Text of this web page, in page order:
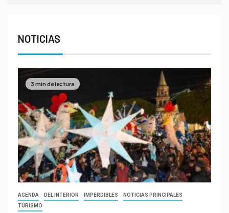
NOTICIAS
3 min de lectura
AGENDA DEL INTERIOR IMPERDIBLES
NOTICIAS PRINCIPALES
TURISMO